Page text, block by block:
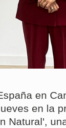
en
en la
Natural',